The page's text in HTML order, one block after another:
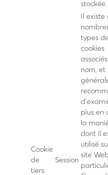
stockée.
Cookie
de
tiers
Session
Il existe
types
cookies
nom, et
plus en
la
dont il
utilisé
site